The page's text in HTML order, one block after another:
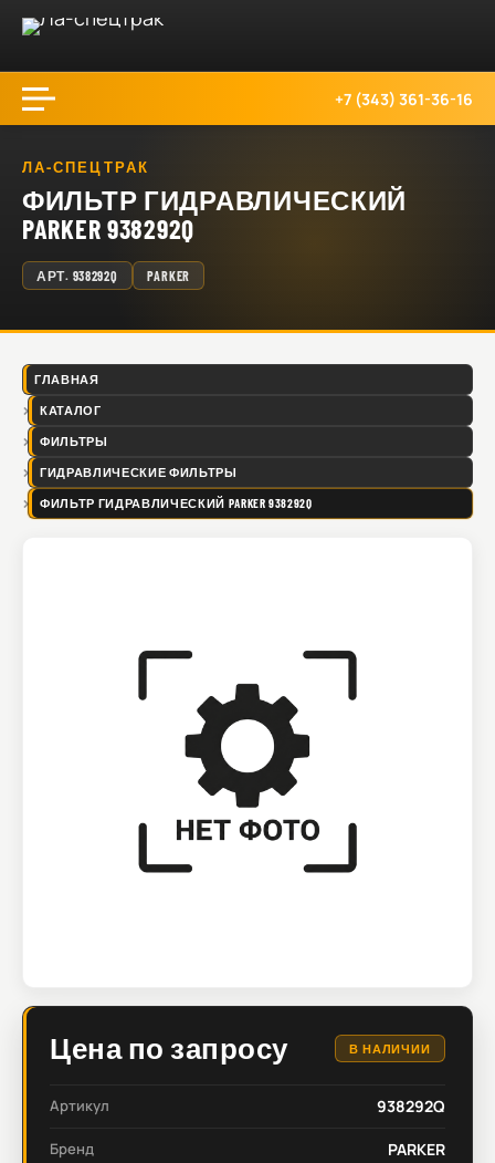
+7 (343) 361-36-16
ЛА-СПЕЦТРАК
ФИЛЬТР ГИДРАВЛИЧЕСКИЙ
PARKER 938292Q
АРТ. 938292Q PARKER
ГЛАВНАЯ
КАТАЛОГ
ФИЛЬТРЫ
ГИДРАВЛИЧЕСКИЕ ФИЛЬТРЫ
ФИЛЬТР ГИДРАВЛИЧЕСКИЙ PARKER 938292Q
Цена по запросу В НАЛИЧИИ
Артикул 938292Q
Бренд PARKER